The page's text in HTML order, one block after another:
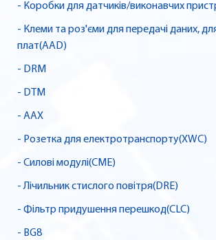
- Коробки для датчиків/виконавчих
- Клеми та роз'єми для передачі даних,
плат(AAD)
- DRM
- DTM
- AAX
- Розетка для електротранспорту(XWC)
- Силові модулі(CME)
- Лічильник стислого повітря(DRE)
- Фільтр придушення перешкод(CLC)
- BG8